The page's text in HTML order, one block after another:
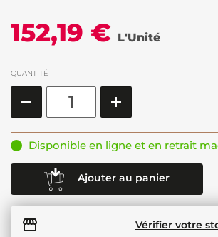
152,19 € L'Unité
QUANTITÉ
Disponible en ligne et en retrait
Ajouter au panier
Vérifier votre